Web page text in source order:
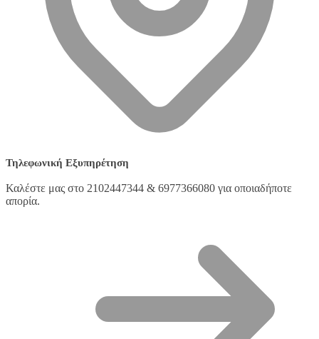
Τηλεφωνική Εξυπηρέτηση
Καλέστε μας στο 2102447344 & 6977366080 για οποιαδήποτε
απορία.